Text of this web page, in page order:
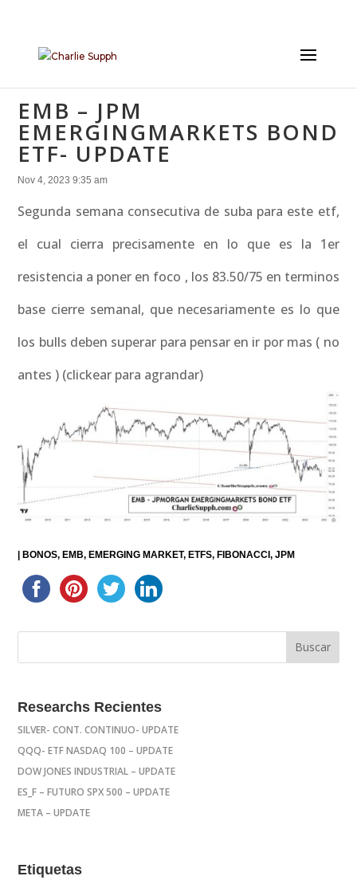
EMB – JPM
EMERGINGMARKETS BOND
ETF- UPDATE
Nov 4, 2023 9:35 am
Segunda semana consecutiva de suba para este etf,
el cual cierra precisamente en lo que es la 1er
resistencia a poner en foco , los 83.50/75 en terminos
base cierre semanal, que necesariamente es lo que
los bulls deben superar para pensar en ir por mas ( no
antes ) (clickear para agrandar)
|BONOS EMB EMERGING MARKET ETFS FIBONACCI JPM
Researchs Recientes
SILVER- CONT. CONTINUO- UPDATE
QQQ- ETF NASDAQ 100 – UPDATE
DOW JONES INDUSTRIAL – UPDATE
ES_F – FUTURO SPX 500 – UPDATE
META – UPDATE
Etiquetas